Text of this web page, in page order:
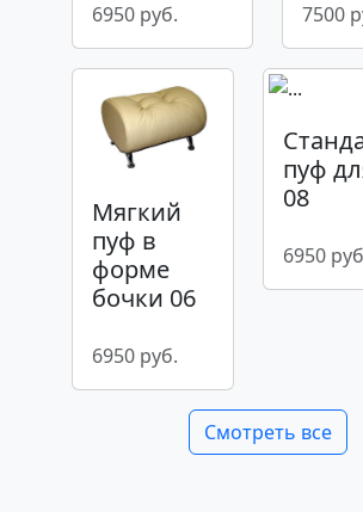
6950 руб. 7500
Мягкий
пуф в
форме
бочки 06
6950 руб.
пуф
08
6950
Смотреть все